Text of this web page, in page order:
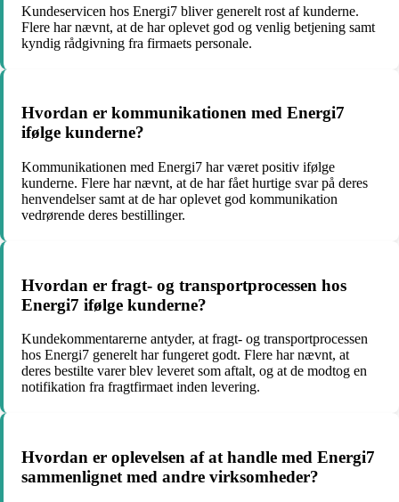
Kundeservicen hos Energi7 bliver generelt rost af kunderne.
Flere har nævnt, at de har oplevet god og venlig betjening samt
kyndig rådgivning fra firmaets personale.
Hvordan er kommunikationen med Energi7
ifølge kunderne?
Kommunikationen med Energi7 har været positiv ifølge
kunderne. Flere har nævnt, at de har fået hurtige svar på deres
henvendelser samt at de har oplevet god kommunikation
vedrørende deres bestillinger.
Hvordan er fragt- og transportprocessen hos
Energi7 ifølge kunderne?
Kundekommentarerne antyder, at fragt- og transportprocessen
hos Energi7 generelt har fungeret godt. Flere har nævnt, at
deres bestilte varer blev leveret som aftalt, og at de modtog en
notifikation fra fragtfirmaet inden levering.
Hvordan er oplevelsen af at handle med Energi7
sammenlignet med andre virksomheder?